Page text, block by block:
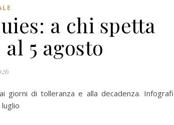
a chi spetta
5 agosto
giorni di tolleranza e alla decadenza.